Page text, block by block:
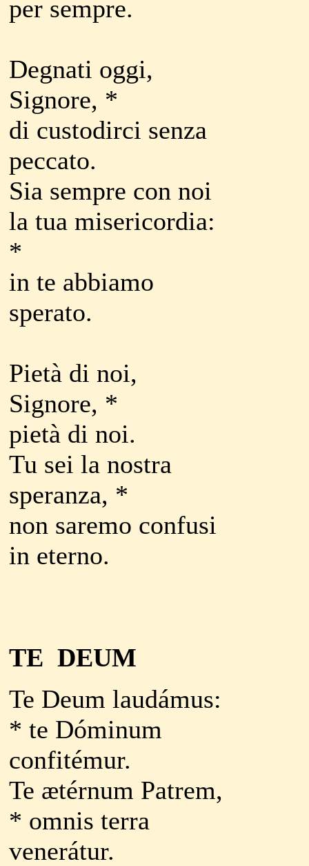
per sempre.
Degnati oggi,
Signore, *
di custodirci senza
peccato.
Sia sempre con noi
la tua misericordia:
*
in te abbiamo
sperato.
Pietà di noi,
Signore, *
pietà di noi.
Tu sei la nostra
speranza, *
non saremo confusi
in eterno.
TE DEUM
Te Deum laudámus:
* te Dóminum
confitémur.
Te ætérnum Patrem,
* omnis terra
venerátur.